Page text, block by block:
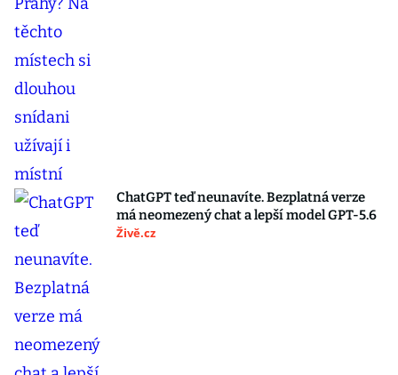
ChatGPT teď neunavíte. Bezplatná verze
má neomezený chat a lepší model GPT-5.6
Živě.cz